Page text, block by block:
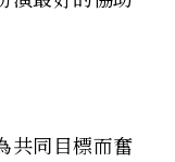
共同目標而奮